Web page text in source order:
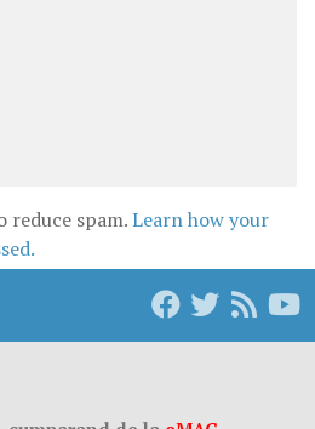
reduce spam.Learn how your